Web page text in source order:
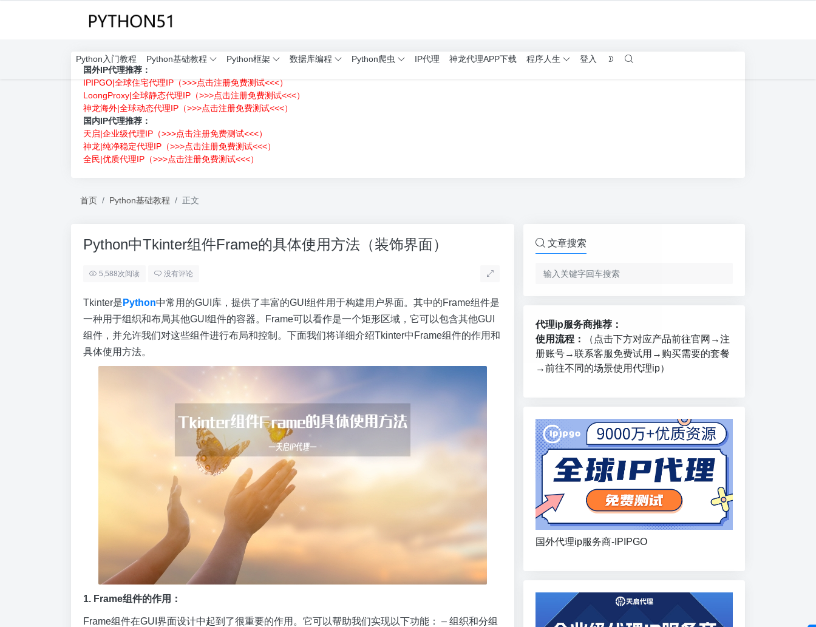
Python入门教程 Python基础教程 Python框架 数据库编程 Python爬虫 IP代理 神龙代理APP下载 程序人生
登入
国外IP代理推荐：
IPIPGO|全球住宅代理IP（>>>点击注册免费测试<<<）
LoongProxy|全球静态代理IP（>>>点击注册免费测试<<<）
神龙海外|全球动态代理IP（>>>点击注册免费测试<<<）
国内IP代理推荐：
天启|企业级代理IP（>>>点击注册免费测试<<<）
神龙|纯净稳定代理IP（>>>点击注册免费测试<<<）
全民|优质代理IP（>>>点击注册免费测试<<<）
首页 Python基础教程 正文
Python中Tkinter组件Frame的具体使用方法（装饰界面）
5,588次阅读 没有评论
Tkinter是 Python中常用的GUI库，提供了丰富的GUI组件用于构建用户界面。其中的Frame组件是
一种用于组织和布局其他GUI组件的容器。Frame可以看作是一个矩形区域，它可以包含其他GUI
组件，并允许我们对这些组件进行布局和控制。下面我们将详细介绍Tkinter中Frame组件的作用和
具体使用方法。
1. Frame组件的作用：
Frame组件在GUI界面设计中起到了很重要的作用。它可以帮助我们实现以下功能： – 组织和分组
文章搜索
代理ip服务商推荐：
使用流程：
（点击下方对应产品前往官网→注
册账号→联系客服免费试用→购买需要的套餐
→前往不同的场景使用代理ip）
国外代理ip服务商-IPIPGO